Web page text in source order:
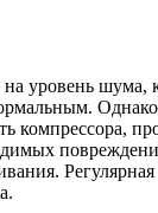
уровень